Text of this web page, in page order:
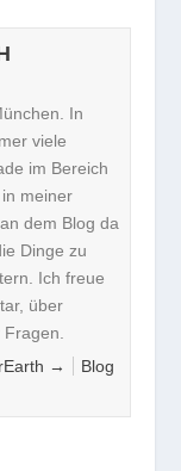
In
viele
im Bereich
meiner
dem Blog da
Dinge zu
Ich freue
über
→
Blog